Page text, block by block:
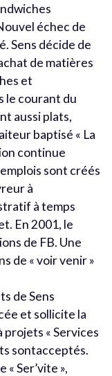
échec de
Sens décide de
de matières
et
le courant du
aussi plats,
baptisé « La
continue
emplois sont créés
à
à temps
En 2001, le
de FB. Une
de « voir venir »
de Sens
et sollicite la
projets « Services
sontacceptés.
Ser’vite »,